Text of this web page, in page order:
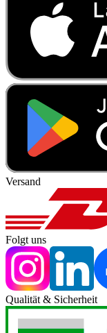
Versand
Folgt uns
Qualität & Sicherheit